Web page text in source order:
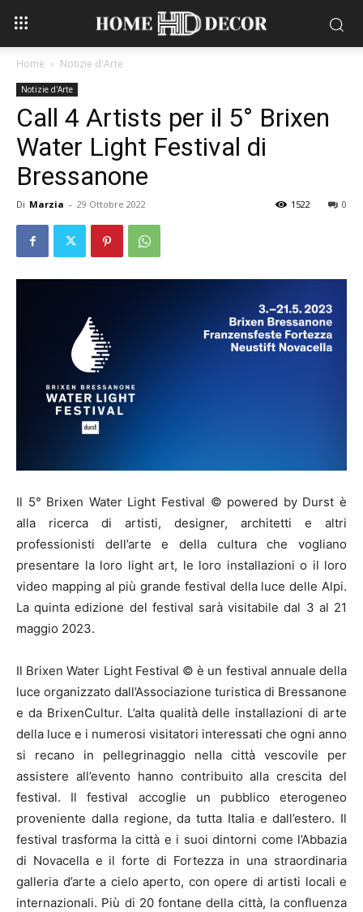
Home Notizie d'Arte
Notizie d'Arte
Call 4 Artists per il 5° Brixen
Water Light Festival di
Bressanone
Di Marzia - 29 Ottobre 2022 0
1522
Il 5° Brixen Water Light Festival © powered by Durst è
alla ricerca di artisti, designer, architetti e altri
professionisti dell’arte e della cultura che vogliano
presentare la loro light art, le loro installazioni o il loro
video mapping al più grande festival della luce delle Alpi.
La quinta edizione del festival sarà visitabile dal 3 al 21
maggio 2023.
Il Brixen Water Light Festival © è un festival annuale della
luce organizzato dall’Associazione turistica di Bressanone
e da BrixenCultur. L’alta qualità delle installazioni di arte
della luce e i numerosi visitatori interessati che ogni anno
si recano in pellegrinaggio nella città vescovile per
assistere all’evento hanno contribuito alla crescita del
festival. Il festival accoglie un pubblico eterogeneo
proveniente dalla regione, da tutta Italia e dall’estero. Il
festival trasforma la città e i suoi dintorni come l’Abbazia
di Novacella e il forte di Fortezza in una straordinaria
galleria d’arte a cielo aperto, con opere di artisti locali e
internazionali. Più di 20 fontane della città, la confluenza